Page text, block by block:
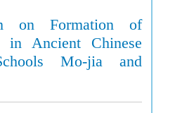
on Formation of
in Ancient Chinese
Mo-jia and